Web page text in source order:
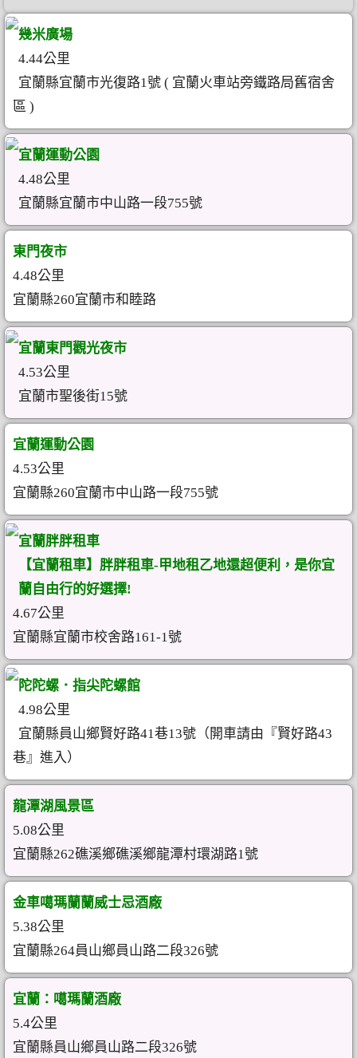
幾米廣場
4.44公里
宜蘭縣宜蘭市光復路1號 ( 宜蘭火車站旁鐵路局舊宿舍
區 )
宜蘭運動公園
4.48公里
宜蘭縣宜蘭市中山路一段755號
東門夜市
4.48公里
宜蘭縣260宜蘭市和睦路
宜蘭東門觀光夜市
4.53公里
宜蘭市聖後街15號
宜蘭運動公園
4.53公里
宜蘭縣260宜蘭市中山路一段755號
宜蘭胖胖租車
【宜蘭租車】胖胖租車-甲地租乙地還超便利，是你宜
蘭自由行的好選擇!
4.67公里
宜蘭縣宜蘭市校舍路161-1號
陀陀螺．指尖陀螺館
4.98公里
宜蘭縣員山鄉賢好路41巷13號（開車請由『賢好路43
巷』進入）
龍潭湖風景區
5.08公里
宜蘭縣262礁溪鄉礁溪鄉龍潭村環湖路1號
金車噶瑪蘭蘭威士忌酒廠
5.38公里
宜蘭縣264員山鄉員山路二段326號
宜蘭：噶瑪蘭酒廠
5.4公里
宜蘭縣員山鄉員山路二段326號